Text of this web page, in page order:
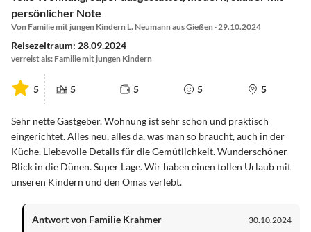
persönlicher Note
Von Familie mit jungen Kindern L. Neumann aus Gießen · 29.10.2024
Reisezeitraum: 28.09.2024
verreist als: Familie mit jungen Kindern
5 5 5 5 5
Sehr nette Gastgeber. Wohnung ist sehr schön und praktisch
eingerichtet. Alles neu, alles da, was man so braucht, auch in der
Küche. Liebevolle Details für die Gemütlichkeit. Wunderschöner
Blick in die Dünen. Super Lage. Wir haben einen tollen Urlaub mit
unseren Kindern und den Omas verlebt.
Antwort von Familie Krahmer
30.10.2024